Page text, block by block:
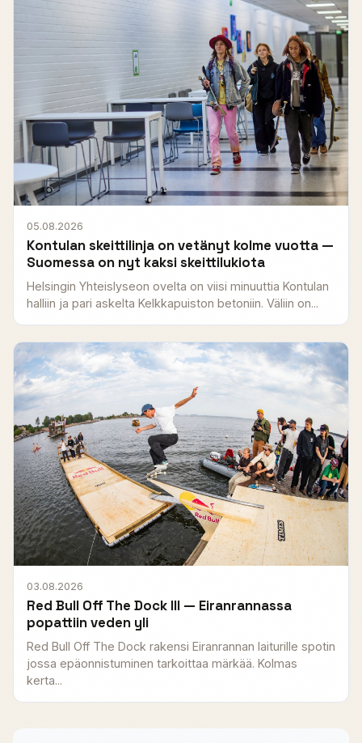
05.08.2026
Kontulan skeittilinja on vetänyt kolme vuotta —
Suomessa on nyt kaksi skeittilukiota
Helsingin Yhteislyseon ovelta on viisi minuuttia Kontulan
halliin ja pari askelta Kelkkapuiston betoniin. Väliin on...
03.08.2026
Red Bull Off The Dock III — Eiranrannassa
popattiin veden yli
Red Bull Off The Dock rakensi Eiranrannan laiturille spotin
jossa epäonnistuminen tarkoittaa märkää. Kolmas
kerta...